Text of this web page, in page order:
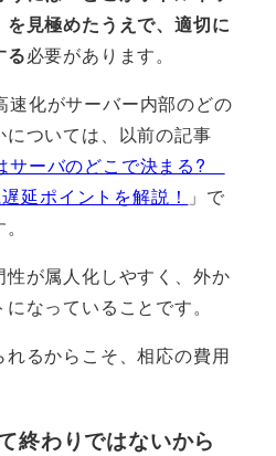
見極めたうえで、適切に
る必要があります。
化がサーバー内部のどの
ついては、以前の記事
サーバのどこで決まる?
延ポイントを解説！ 」で
が属人化しやすく、外か
なっていることです。
るからこそ、相応の費用
終わりではないから